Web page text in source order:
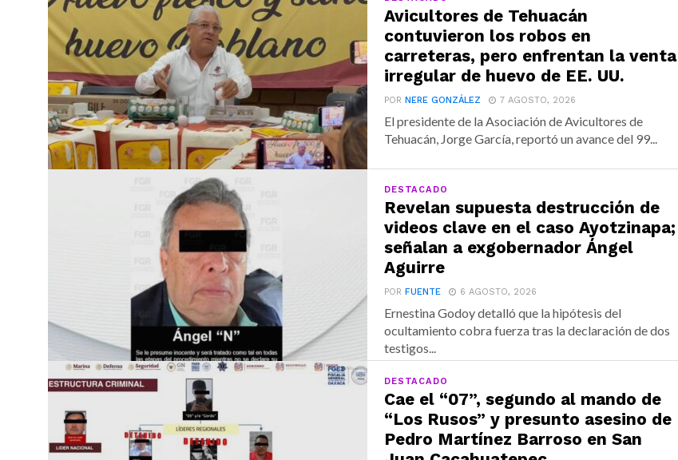
Avicultores de Tehuacán
contuvieron los robos en
carreteras, pero enfrentan la venta
irregular de huevo de EE. UU.
PORNERE GONZÁLEZ 7 AGOSTO, 2026
El presidente de la Asociación de Avicultores de
Tehuacán, Jorge García, reportó un avance del 99...
DESTACADO
Revelan supuesta destrucción de
videos clave en el caso Ayotzinapa;
señalan a exgobernador Ángel
Aguirre
PORFUENTE 6 AGOSTO, 2026
Ernestina Godoy detalló que la hipótesis del
ocultamiento cobra fuerza tras la declaración de dos
testigos...
DESTACADO
Cae el “07”, segundo al mando de
“Los Rusos” y presunto asesino de
Pedro Martínez Barroso en San